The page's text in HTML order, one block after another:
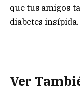
que tus amigos
diabetes insípida.
Ver